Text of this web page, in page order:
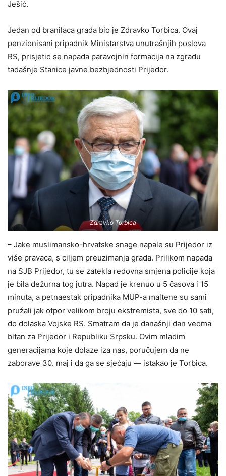
Ješić.
Jedan od branilaca grada bio je Zdravko Torbica. Ovaj
penzionisani pripadnik Ministarstva unutrašnjih poslova
RS, prisjetio se napada paravojnin formacija na zgradu
tadašnje Stanice javne bezbjednosti Prijedor.
Zdravko Torbica
– Jake muslimansko-hrvatske snage napale su Prijedor iz
više pravaca, s ciljem preuzimanja grada. Prilikom napada
na SJB Prijedor, tu se zatekla redovna smjena policije koja
je bila dežurna tog jutra. Napad je krenuo u 5 časova i 15
minuta, a petnaestak pripadnika MUP-a maltene su sami
pružali jak otpor velikom broju ekstremista, sve do 10 sati,
do dolaska Vojske RS. Smatram da je današnji dan veoma
bitan za Prijedor i Republiku Srpsku. Ovim mladim
generacijama koje dolaze iza nas, poručujem da ne
zaborave 30. maj i da ga se sjećaju — istakao je Torbica.